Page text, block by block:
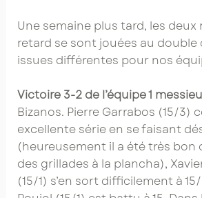
Une semaine plus tard, les deux
retard se sont jouées au double
issues différentes pour nos
Victoire 3-2 de l’équipe 1
Bizanos. Pierre Garrabos (15/3)
excellente série en se faisant
(heureusement il a été très bon
des grillades à la plancha),
(15/1) s’en sort difficilement à